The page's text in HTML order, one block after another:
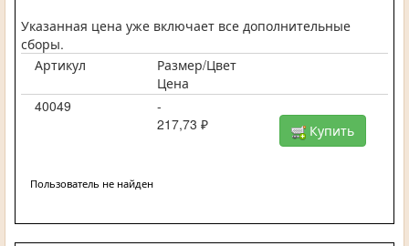
Указанная цена уже включает все дополнительные
сборы.
Артикул
Размер/Цвет
Цена
40049
-
217,73 ₽
Купить
Пользователь не найден